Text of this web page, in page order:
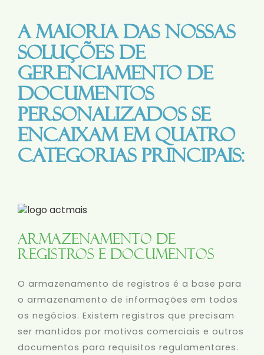
A maioria das nossas
soluções de
gerenciamento de
documentos
personalizados se
encaixam em quatro
categorias principais:
Armazenamento de
Registros e Documentos
O armazenamento de registros é a base para
o armazenamento de informações em todos
os negócios. Existem registros que precisam
ser mantidos por motivos comerciais e outros
documentos para requisitos regulamentares.